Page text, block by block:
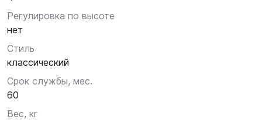
Регулировка по высоте
нет
Стиль
классический
Срок службы, мес.
60
Вес, кг